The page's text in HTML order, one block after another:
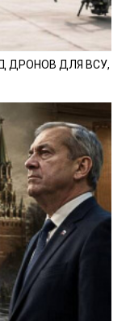
ДРОНОВ ДЛЯ ВСУ,